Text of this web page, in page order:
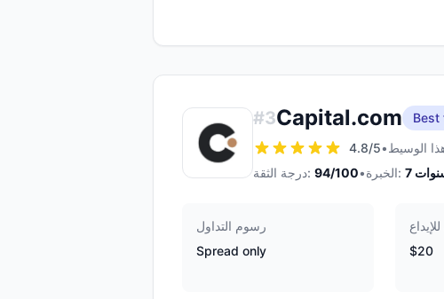
#3Capital.com
Best
4.8/5•
درجة الثقة: 94/100• الخبرة: 7
رسوم التداول
Spread only
$20